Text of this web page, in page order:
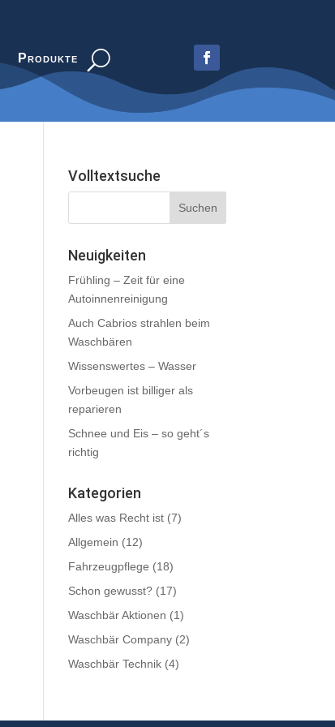
Produkte
Volltextsuche
Neuigkeiten
Frühling – Zeit für eine
Autoinnenreinigung
Auch Cabrios strahlen beim
Waschbären
Wissenswertes – Wasser
Vorbeugen ist billiger als
reparieren
Schnee und Eis – so geht´s
richtig
Kategorien
Alles was Recht ist (7)
Allgemein (12)
Fahrzeugpflege (18)
Schon gewusst? (17)
Waschbär Aktionen (1)
Waschbär Company (2)
Waschbär Technik (4)